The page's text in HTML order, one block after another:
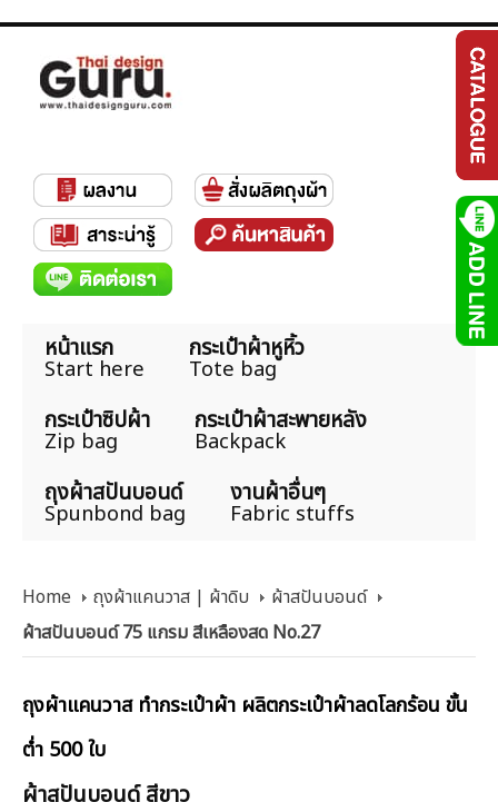
หน้าแรก
Start here
กระเป๋าผ้าหูหิ้ว
Tote bag
กระเป๋าซิปผ้า
Zip bag
กระเป๋าผ้าสะพายหลัง
Backpack
ถุงผ้าสปันบอนด์
Spunbond bag
งานผ้าอื่นๆ
Fabric stuffs
Home ถุงผ้าแคนวาส | ผ้าดิบ
ผ้าสปันบอนด์
ผ้าสปันบอนด์ 75 แกรม สีเหลืองสด No.27
ถุงผ้าแคนวาส ทำกระเป๋าผ้า ผลิตกระเป๋าผ้าลดโลกร้อน ขั้น
ต่ำ 500 ใบ
ผ้าสปันบอนด์ สีขาว